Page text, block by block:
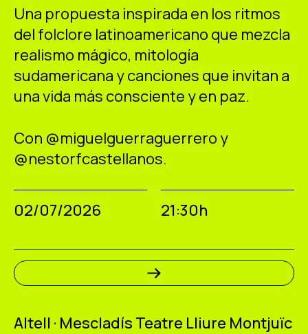
FacebookInstagramYoutubeTwitter/X
Una propuesta inspirada en los ritmos
del folclore latinoamericano que mezcla
realismo mágico, mitología
sudamericana y canciones que invitan a
una vida más consciente y en paz.
Con @miguelguerraguerrero y
@nestorfcastellanos.
02/07/2026 21:30h
Altell · Mescladís Teatre Lliure Montjuïc